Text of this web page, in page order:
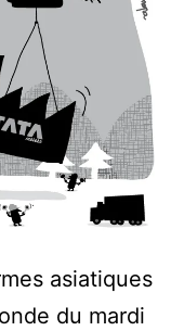
asiatiques
du mardi